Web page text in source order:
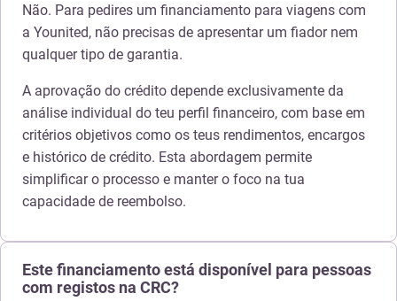
Não. Para pedires um financiamento para viagens com
a Younited, não precisas de apresentar um fiador nem
qualquer tipo de garantia.
A aprovação do crédito depende exclusivamente da
análise individual do teu perfil financeiro, com base em
critérios objetivos como os teus rendimentos, encargos
e histórico de crédito. Esta abordagem permite
simplificar o processo e manter o foco na tua
capacidade de reembolso.
Este financiamento está disponível para pessoas
com registos na CRC?